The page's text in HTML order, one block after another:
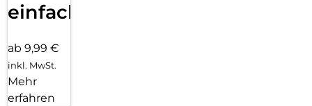
einfach
ab 9,99 €
inkl. MwSt.
Mehr
erfahren